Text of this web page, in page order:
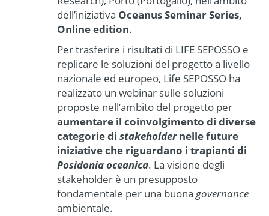
dell’iniziativa Oceanus Seminar Series,
Online edition.
Per trasferire i risultati di LIFE SEPOSSO e
replicare le soluzioni del progetto a livello
nazionale ed europeo, Life SEPOSSO ha
realizzato un webinar sulle soluzioni
proposte nell’ambito del progetto per
aumentare il coinvolgimento di diverse
categorie di stakeholdernelle future
iniziative che riguardano i trapianti di
Posidonia oceanica. La visione degli
stakeholder è un presupposto
fondamentale per una buona governance
ambientale.